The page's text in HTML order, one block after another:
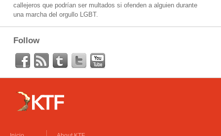
callejeros que podrían ser multados si ofenden a alguien durante
una marcha del orgullo LGBT.
Follow